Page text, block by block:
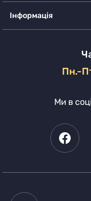
Інформація
Пн.-
Ми в